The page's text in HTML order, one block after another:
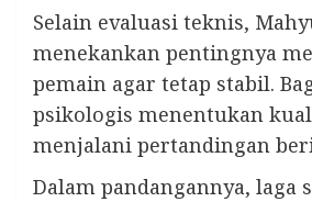
Selain evaluasi teknis,
menekankan pentingnya
pemain agar tetap stabil.
psikologis menentukan
menjalani pertandingan
Dalam pandangannya, laga